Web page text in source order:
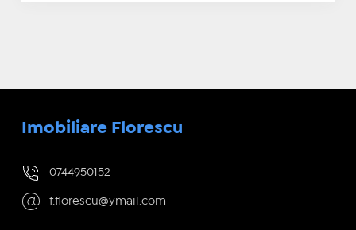
Imobiliare Florescu
0744950152
f.florescu@ymail.com